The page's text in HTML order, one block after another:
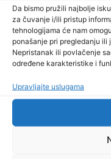
Da bismo pružili najbolje
za čuvanje i/ili pristup
tehnologijama će nam
ponašanje pri pregledanju
Nepristanak ili povlačenje
određene karakteristike i
Upravljajte uslugama
poljoprivrednim usjevima?
Sapna: Održana
između čekića i